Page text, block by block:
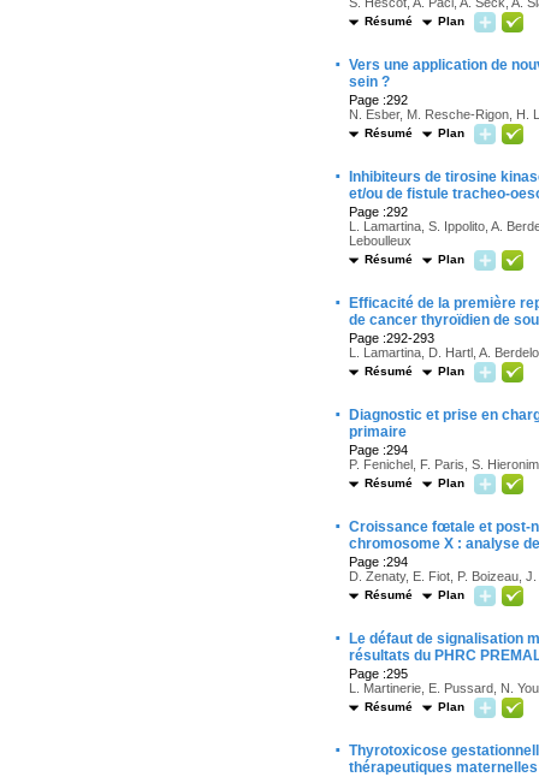
Résumé Plan
· Vers une application de
sein ?
Page :292
N. Esber, M. Resche-Rigon, H.
Résumé Plan
·
Inhibiteurs de tirosine
et/ou de fistule tracheo-
Page :292
L. Lamartina, S. Ippolito, A.
Leboulleux
Résumé Plan
·
Efficacité de la première
de cancer thyroïdien de
Page :292-293
L. Lamartina, D. Hartl, A.
Résumé Plan
·
Diagnostic et prise en
primaire
Page :294
P. Fenichel, F. Paris, S.
Résumé Plan
· Croissance fœtale et post-
chromosome X : analyse
Page :294
D. Zenaty, E. Fiot, P. Boizeau,
Résumé Plan
·
Le défaut de signalisation
résultats du PHRC
Page :295
L. Martinerie, E. Pussard, N.
Résumé Plan
· Thyrotoxicose
thérapeutiques